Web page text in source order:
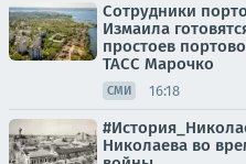
Сотрудники
Измаила
простоев
ТАСС Марочко
СМИ 16:18
Николаева во